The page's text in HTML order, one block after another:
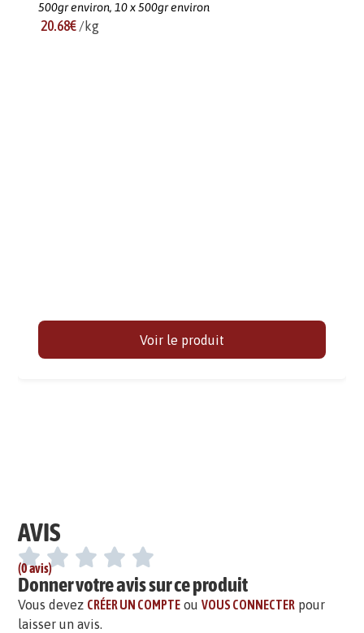
500gr environ,10 x 500gr environ
20.68€ /kg
Voir le produit
AVIS
(0 avis)
Donner votre avis sur ce produit
Vous devez CRÉER UN COMPTE ouVOUS CONNECTER pour
laisser un avis.